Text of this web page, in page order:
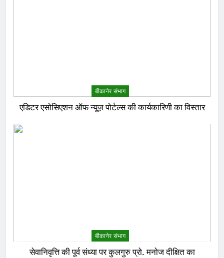
बीकानेर संभाग
एडिटर एसोसिएशन ऑफ न्यूज़ पोर्टल्स की कार्यकारिणी का विस्तार
बीकानेर संभाग
सेवानिवृत्ति की पूर्व संध्या पर कुलगुरु प्रो. मनोज दीक्षित का